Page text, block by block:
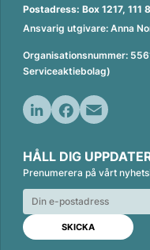
Postadress: Box 1217, 111
Ansvarig utgivare: Anna
Organisationsnummer:
Serviceaktiebolag)
n
k
e
d
n
c
e
b
o
o
k
a
i
l
HÅLL DIG
Prenumerera på vårt